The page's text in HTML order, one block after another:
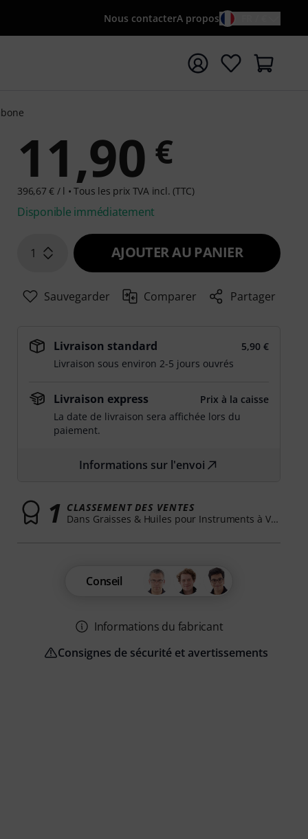
Nous contacterA propos
la recherche avec le terme de recherche
11,90 €
396,67 € / l • Tous les prix TVA incl. (TTC)
Disponible immédiatement
1 AJOUTER AU PANIER
Sauvegarder Comparer Partager
Livraison standard
5,90 €
Livraison sous environ 2-5 jours ouvrés
Livraison express
Prix à la caisse
La date de livraison sera affichée lors du
paiement.
Informations sur l'envoi
1 CLASSEMENT DES VENTES
Dans Graisses & Huiles pour Instruments à Vent
Conseil
Informations du fabricant
Consignes de sécurité et avertissements